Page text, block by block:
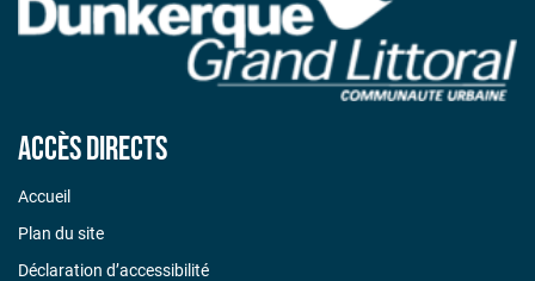
Accès directs
Accueil
Plan du site
Déclaration d’accessibilité